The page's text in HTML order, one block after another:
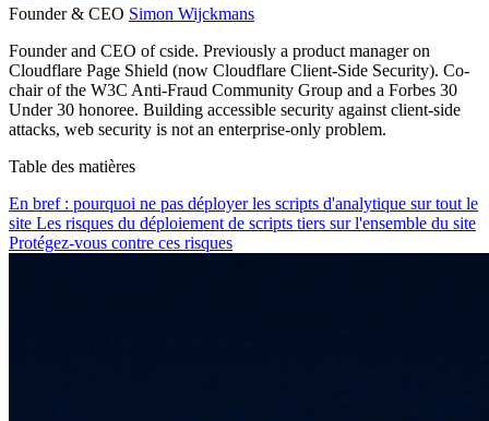
Founder & CEO Simon Wijckmans
Founder and CEO of cside. Previously a product manager on
Cloudflare Page Shield (now Cloudflare Client-Side Security). Co-
chair of the W3C Anti-Fraud Community Group and a Forbes 30
Under 30 honoree. Building accessible security against client-side
attacks, web security is not an enterprise-only problem.
Table des matières
En bref : pourquoi ne pas déployer les scripts d'analytique sur tout le
site Les risques du déploiement de scripts tiers sur l'ensemble du site
Protégez-vous contre ces risques